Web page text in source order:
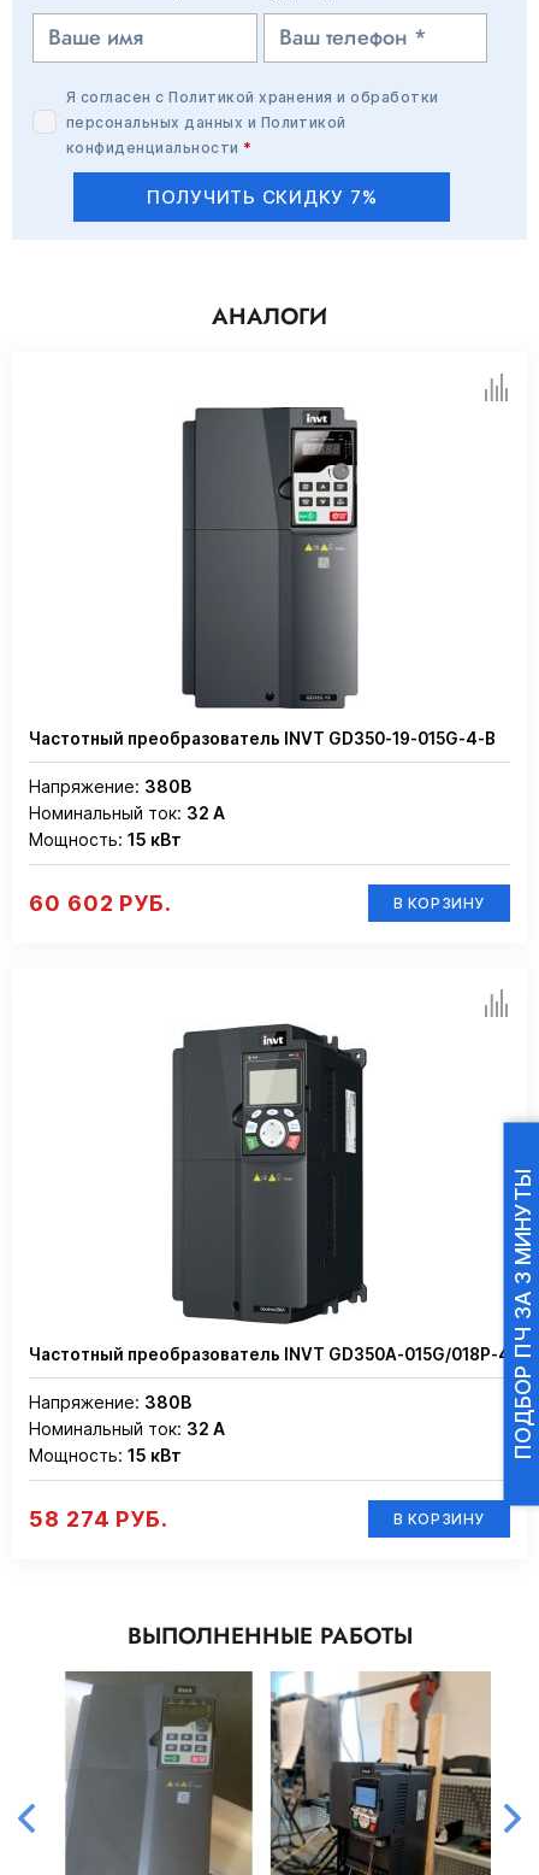
Я согласен сПолитикой хранения и обработки
персональных данных и Политикой
конфиденциальности *
ПОЛУЧИТЬ СКИДКУ 7%
АНАЛОГИ
Частотный преобразователь INVT GD350-19-015G-4-B
Напряжение: 380В
Номинальный ток: 32 А
Мощность: 15 кВт
60 602 РУБ. В КОРЗИНУ
Частотный преобразователь INVT GD350A-015G/018P-4
Напряжение: 380В
Номинальный ток: 32 А
Мощность: 15 кВт
58 274 РУБ. В КОРЗИНУ
ВЫПОЛНЕННЫЕ РАБОТЫ
ПОДБОР ПЧ ЗА 3 МИНУТЫ